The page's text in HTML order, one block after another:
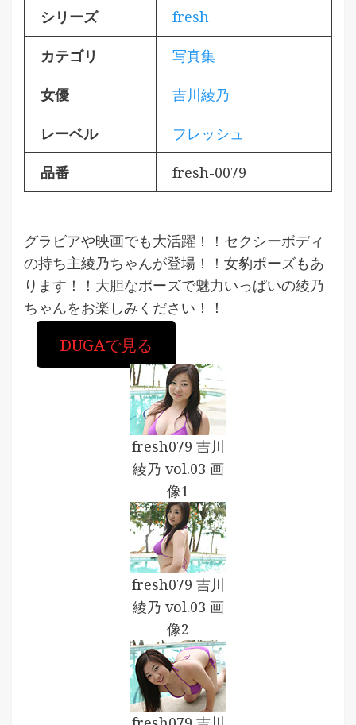
シリーズ fresh
カテゴリ 写真集
女優 吉川綾乃
レーベル フレッシュ
品番 fresh-0079
グラビアや映画でも大活躍！！セクシーボディ
の持ち主綾乃ちゃんが登場！！女豹ポーズもあ
ります！！大胆なポーズで魅力いっぱいの綾乃
ちゃんをお楽しみください！！
DUGAで見る
fresh079 吉川
綾乃 vol.03 画
像1
fresh079 吉川
綾乃 vol.03 画
像2